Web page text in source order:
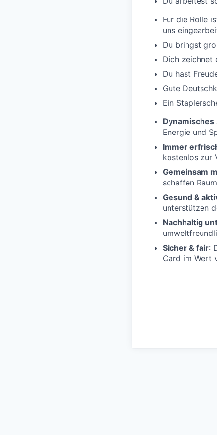
Für die Rolle
uns
Du bringst
Dich zeichnet
Du hast
Gute
Ein
Energie und
Immer
kostenlos zur
Gemeinsam
schaffen
Gesund &
unterstützen
Nachhaltig
Sicher & fair:
Card im Wert